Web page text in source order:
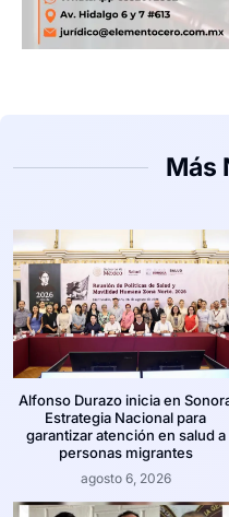
Más
Alfonso Durazo inicia en
Estrategia Nacional para
garantizar atención en salud a
personas migrantes
agosto 6, 2026